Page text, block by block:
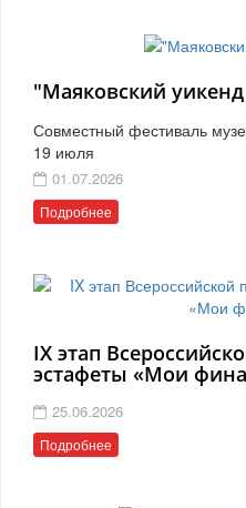
"Маяковский уикенд
Совместный фестиваль
19 июля
01.07.2026
Подробнее
IX этап
эстафеты «Мои
25.06.2026
Подробнее